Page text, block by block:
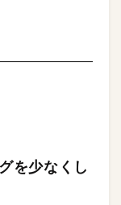
を少なくし